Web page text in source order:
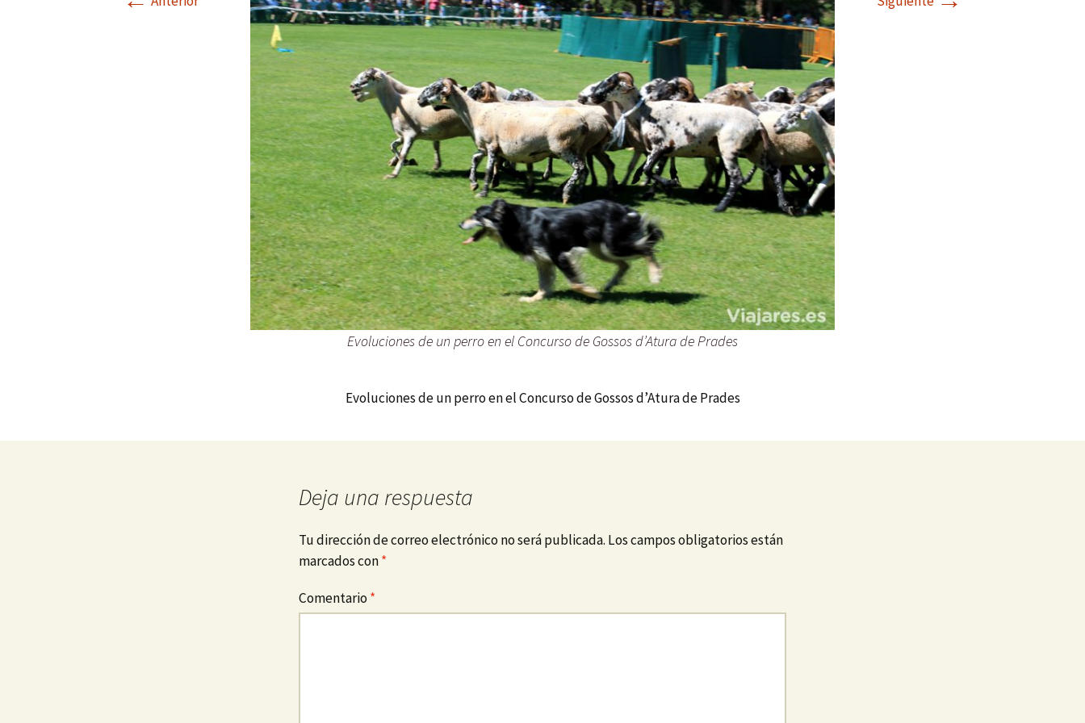
Valencia Malta
Marruecos
México
Noruega
Portugal
Turquía
Evoluciones de un perro en el Concurso de Gossos d’Atura de Prades
Evoluciones de un perro en el Concurso de Gossos d’Atura de Prades
Deja una respuesta
Tu dirección de correo electrónico no será publicada. Los campos obligatorios están
marcados con*
Comentario*